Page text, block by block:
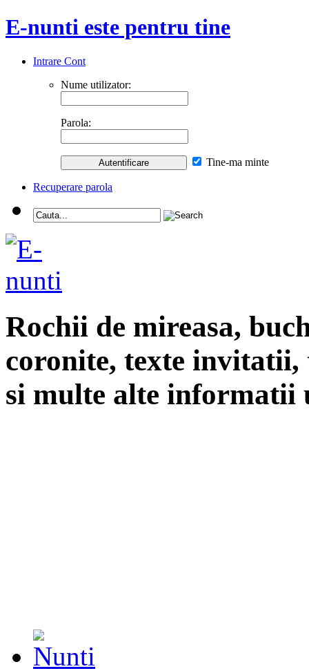
E-nunti este pentru tine
Intrare Cont
Nume utilizator:
Parola:
Tine-ma minte
Recuperare parola
Rochii de mireasa,
coronite, texte
si multe alte informatii